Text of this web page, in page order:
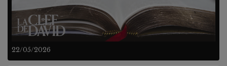
22/05/2026